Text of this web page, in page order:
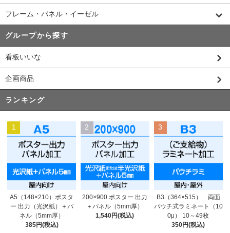
フレーム・パネル・イーゼル
グループから探す
看板いいな
企画商品
ランキング
1
A5（148×210）ポスタ
ー 出力（光沢紙）＋パ
ネル（5mm厚）
385円(税込)
2
200×900 ポスター 出力
＋パネル（5mm厚）
1,540円(税込)
3
B3（364×515） 両面
パウチ式ラミネート（10
0μ） 10～49枚
350円(税込)